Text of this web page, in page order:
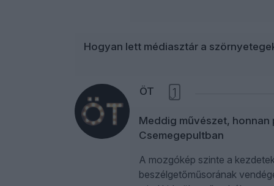
Hogyan lett médiasztár a
ÖT 1
Meddig művészet,
Csemegepultban
A mozgókép szinte a
beszélgetőműsorának